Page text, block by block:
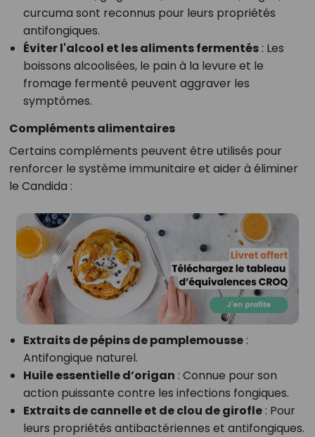
curcuma sont reconnus pour leurs propriétés
antifongiques.
Éviter l'alcool et les aliments fermentés: Les
boissons alcoolisées, le pain à la levure et le
fromage fermenté peuvent aggraver les
symptômes.
Compléments alimentaires
Certains compléments peuvent être utilisés pour
renforcer le système immunitaire et aider à éliminer
le Candida :
Extraits de pépins de pamplemousse:
Antifongique naturel.
Huile essentielle d’origan : Connue pour son
action puissante contre les infections fongiques.
Extraits de cannelle et de clou de girofle: Pour
leurs propriétés antibactériennes et antifongiques.